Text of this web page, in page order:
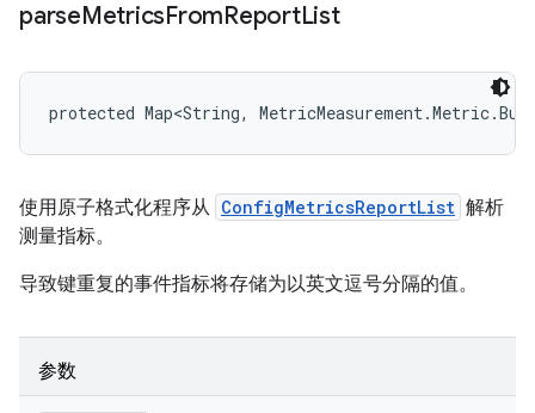
parseMetricsFromReportList
protected Map<String,
使用原子格式化程序从 ConfigMetricsReportList 解析
测量指标。
导致键重复的事件指标将存储为以英文逗号分隔的值。
参数